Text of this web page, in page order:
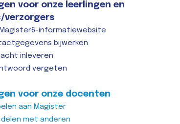
voor onze leerlingen en
verzorgers
informatiewebsite
bijwerken
inleveren
vergeten
voor onze docenten
aan Magister
delen met anderen